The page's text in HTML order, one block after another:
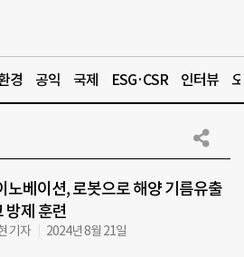
경 공익 국제 ESG·CSR 인터뷰
노베이션, 로봇으로 해양 기름유출
방제 훈련
기자 2024년 8월 21일